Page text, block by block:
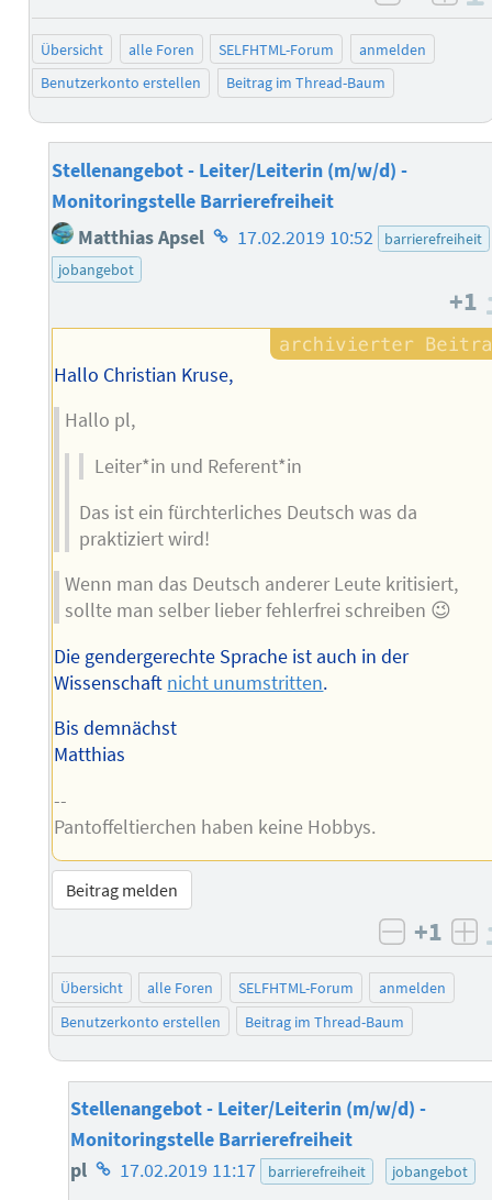
negativ
Übersicht alle Foren SELFHTML-Forum
anmelden
Benutzerkonto erstellen
Beitrag im Thread-Baum
Stellenangebot - Leiter/Leiterin (m/w/d) -
Monitoringstelle Barrierefreiheit
Matthias Apsel Homepage
17.02.2019 10:52
barrierefreiheit
jobangebot
+1
Hallo Christian Kruse,
Hallo pl,
Leiter*in und Referent*in
Das ist ein fürchterliches Deutsch was da
praktiziert wird!
Wenn man das Deutsch anderer Leute kritisiert,
sollte man selber lieber fehlerfrei schreiben 😉
Die gendergerechte Sprache ist auch in der
Wissenschaft nicht unumstritten.
Bis demnächst
Matthias
--
Pantoffeltierchen haben keine Hobbys.
Beitrag melden
negativ
+1
Übersicht alle Foren SELFHTML-Forum
anmelden
Benutzerkonto erstellen
Beitrag im Thread-Baum
Stellenangebot - Leiter/Leiterin (m/w/d) -
Monitoringstelle Barrierefreiheit
pl Homepage
17.02.2019 11:17 barrierefreiheit jobangebot